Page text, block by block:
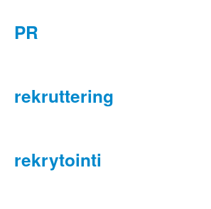
PR
rekruttering
rekrytointi